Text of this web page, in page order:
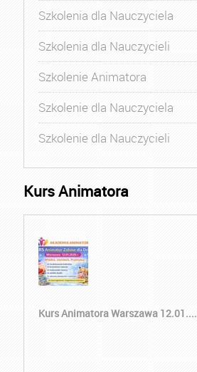
Szkolenia dla Nauczyciela
Szkolenia dla Nauczycieli
Szkolenie Animatora
Szkolenie dla Nauczyciela
Szkolenie dla Nauczycieli
Kurs Animatora
Kurs Animatora Warszawa 12.01....